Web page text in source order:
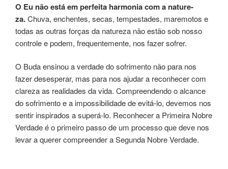
O Eu não está em per­fei­ta har­mo­nia com a natu­re­
za.Chuva, enchentes, secas, tem­pes­ta­des, mare­mo­tos e
todas as ­outras for­ças da natureza não estão sob nosso
con­tro­le e podem, frequentemente, nos fazer sofrer.
O Buda ensi­nou a ver­da­de do sofri­men­to não para nos
fazer deses­pe­rar, mas para nos ajudar a reco­nhe­cer com
cla­re­za as rea­li­da­des da vida. Compreendendo o alcan­ce
do sofrimen­to e a impos­si­bi­li­da­de de evitá-lo, devemos nos
sen­tir ins­pi­ra­dos a supe­rá-lo. Reconhecer a Primeira Nobre
Verdade é o pri­mei­ro passo de um pro­ces­so que deve nos
levar a que­rer compreen­der a Segunda Nobre Verdade.